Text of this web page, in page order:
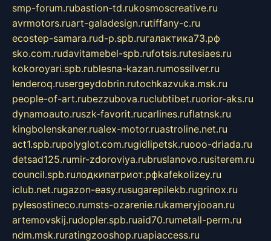
smp-forum.rubastion-td.rukosmoscreative.ru
avrmotors.ruart-galadesign.rutiffany-c.ru
ecostep-samara.rud-p.spb.ruгалактика73.рф
sko.com.rudavitamebel-spb.rufotsis.rutesiaes.ru
kokoroyari.spb.rublesna-kazan.rumossilver.ru
lenderoq.rusergeydobrin.rutochkazvuka.msk.ru
people-of-art.rubezzubova.ruclubtibet.ruorior-aks.ru
dynamoauto.ruszk-favorit.rucarlines.ruflatnsk.ru
kingbolenskaner.rualex-motor.ruastroline.net.ru
act1.spb.rupolyglot.com.rugidlipetsk.ruooo-driada.ru
detsad125.rumir-zdoroviya.rubruslanovo.rusiterem.ru
council.spb.ruлодкипатриот.рфkafekolizey.ru
iclub.net.rugazon-easy.rusugarepilekb.rugrinox.ru
pylesostineco.rumsts-ozarenie.rukameryjooan.ru
artemovskij.rudopler.spb.ruaid70.rumetall-perm.ru
ndm.msk.ruratingzooshop.ruapiaccess.ru